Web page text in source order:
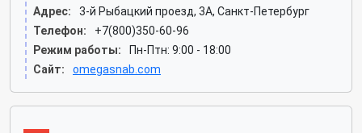
Адрес:
3-й Рыбацкий проезд, 3А, Санкт-Петербург
Телефон:
+7(800)350-60-96
Режим работы:
Пн-Птн: 9:00 - 18:00
Сайт:
omegasnab.com